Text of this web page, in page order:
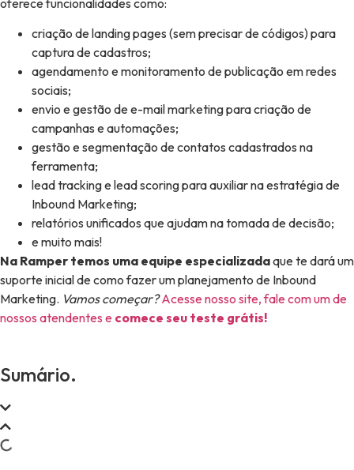
criação de landing pages (sem precisar de códigos) para
captura de cadastros;
agendamento e monitoramento de publicação em redes
sociais;
envio e gestão de e-mail marketing para criação de
campanhas e automações;
gestão e segmentação de contatos cadastrados na
ferramenta;
lead tracking e lead scoring para auxiliar na estratégia de
Inbound Marketing;
relatórios unificados que ajudam na tomada de decisão;
e muito mais!
Na Ramper temos uma equipe especializadaque te dará um
suporte inicial de como fazer um planejamento de Inbound
Marketing. Vamos começar? Acesse nosso site, fale com um de
nossos atendentes e comece seu teste grátis!
Sumário.